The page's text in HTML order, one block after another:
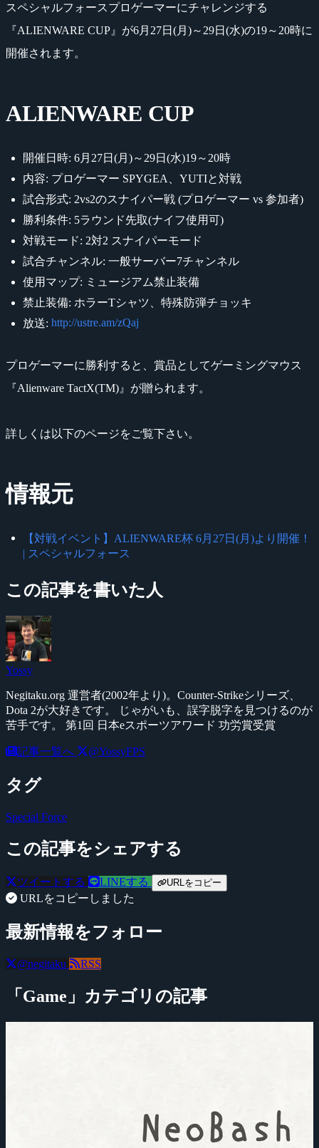
スペシャルフォースプロゲーマーにチャレンジする
『ALIENWARE CUP』が6月27日(月)～29日(水)の19～20時に
開催されます。
ALIENWARE CUP
開催日時: 6月27日(月)～29日(水)19～20時
内容: プロゲーマー SPYGEA、YUTIと対戦
試合形式: 2vs2のスナイパー戦 (プロゲーマー vs 参加者)
勝利条件: 5ラウンド先取(ナイフ使用可)
対戦モード: 2対2 スナイパーモード
試合チャンネル: 一般サーバー7チャンネル
使用マップ: ミュージアム禁止装備
禁止装備: ホラーTシャツ、特殊防弾チョッキ
放送: http://ustre.am/zQaj
プロゲーマーに勝利すると、賞品としてゲーミングマウス
『Alienware TactX(TM)』が贈られます。
詳しくは以下のページをご覧下さい。
情報元
【対戦イベント】ALIENWARE杯 6月27日(月)より開催！
| スペシャルフォース
この記事を書いた人
Yossy
Negitaku.org 運営者(2002年より)。Counter-Strikeシリーズ、
Dota 2が大好きです。 じゃがいも、誤字脱字を見つけるのが
苦手です。 第1回 日本eスポーツアワード 功労賞受賞
記事一覧へ @YossyFPS
タグ
Special Force
この記事をシェアする
ツイートする LINEする URLをコピー
URLをコピーしました
最新情報をフォロー
@negitaku RSS
「Game」カテゴリの記事